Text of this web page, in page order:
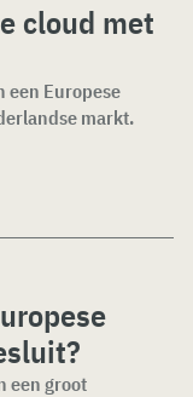
cloud met
een Europese
markt.
een groot